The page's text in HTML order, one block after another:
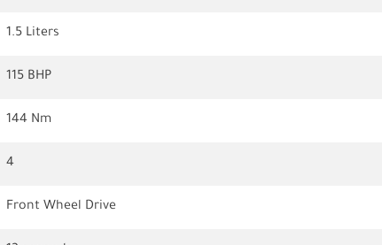
1.5 Liters
115 BHP
144 Nm
4
Front Wheel Drive